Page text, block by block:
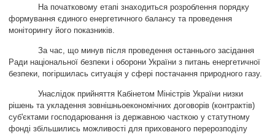
На початковому етапі знаходиться розроблення порядку
формування єдиного енергетичного балансу та проведення
моніторингу його показників.
За час, що минув після проведення останнього засідання
Ради національної безпеки і оборони України з питань енергетичної
безпеки, погіршилась ситуація у сфері постачання природного газу.
Унаслідок прийняття Кабінетом Міністрів України низки
рішень та укладення зовнішньоекономічних договорів (контрактів)
суб'єктами господарювання із державною часткою у статутному
фонді збільшились можливості для прихованого перерозподілу